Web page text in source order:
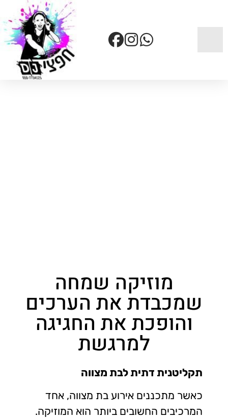
מוזיקה שמחה
שמכבדת את הערכים
והופכת את החגיגה
למרגשת
תקליטנית דתית לבת מצווה
כאשר מתכננים אירוע בת מצווה, אחד
המרכיבים החשובים ביותר הוא המוזיקה.